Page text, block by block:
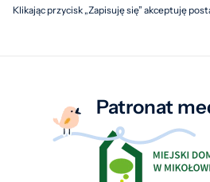
Klikając przycisk „Zapisuję się” akceptuję
Patronat